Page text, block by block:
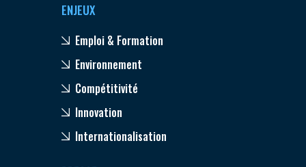
ENJEUX
Emploi & Formation
Environnement
Compétitivité
Innovation
Internationalisation